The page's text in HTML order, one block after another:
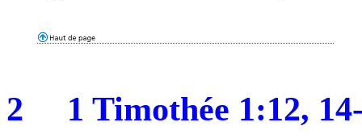
2 1 Timothée 1:12,